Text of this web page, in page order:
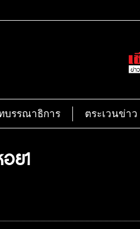
บรรณาธิการ ตระเวนข่าว
ย1